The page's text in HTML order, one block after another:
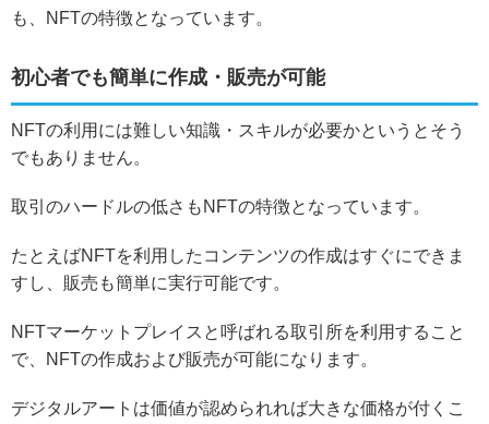
も、NFTの特徴となっています。
初心者でも簡単に作成・販売が可能
NFTの利用には難しい知識・スキルが必要かというとそう
でもありません。
取引のハードルの低さもNFTの特徴となっています。
たとえばNFTを利用したコンテンツの作成はすぐにできま
すし、販売も簡単に実行可能です。
NFTマーケットプレイスと呼ばれる取引所を利用すること
で、NFTの作成および販売が可能になります。
デジタルアートは価値が認められれば大きな価格が付くこ